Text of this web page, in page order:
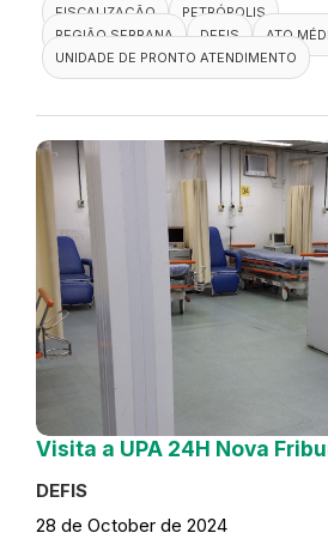
FISCALIZAÇÃO
PETRÓPOLIS
REGIÃO SERRANA
DEFIS
ATO
UNIDADE DE PRONTO ATENDIMENTO
Visita a UPA 24H Nova
DEFIS
28 de October de 2024